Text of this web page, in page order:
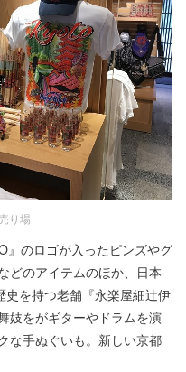
り場
』のロゴが入ったピンズやグ
どのアイテムのほか、日本
を持つ老舗『永楽屋細辻伊
妓をがギターやドラムを演
な手ぬぐいも。新しい京都